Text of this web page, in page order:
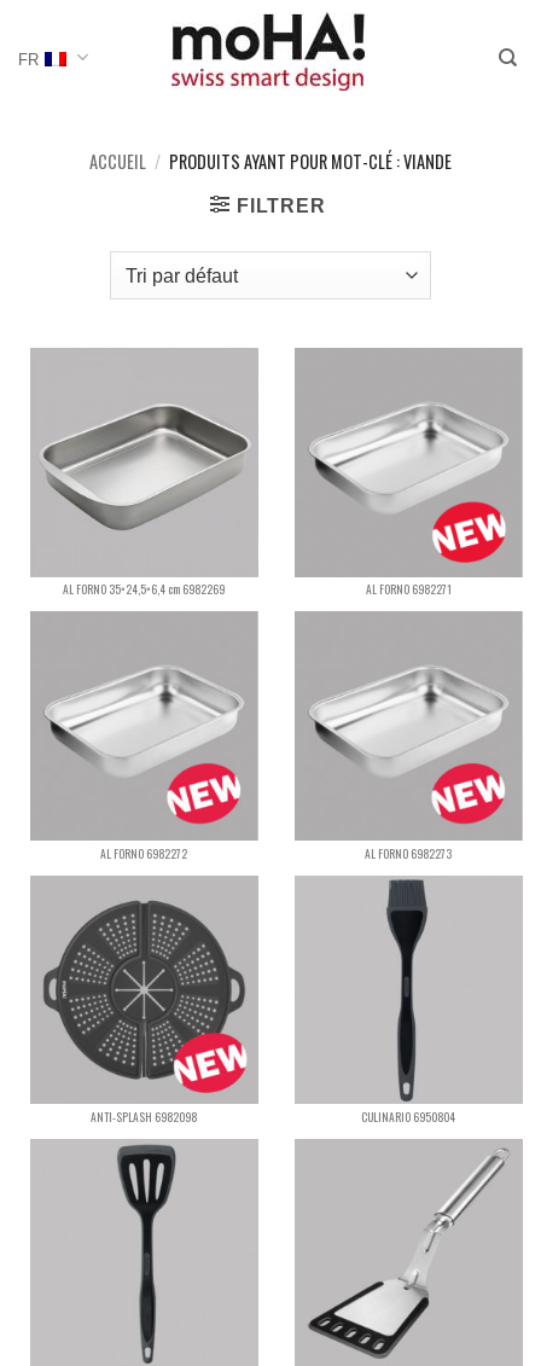
FR
ACCUEIL / PRODUITS AYANT POUR MOT-CLÉ : VIANDE
FILTRER
AL FORNO 35×24,5×6,4 cm 6982269 AL FORNO 6982271
AL FORNO 6982272 AL FORNO 6982273
ANTI-SPLASH 6982098 CULINARIO 6950804